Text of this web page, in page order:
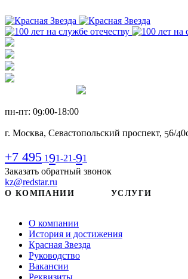
пн-пт: 09:00-18:00
г. Москва, Севастопольский проспект, 56/4
+7 495 191-21-91
Заказать обратный звонок
kz@redstar.ru
О КОМПАНИИ УСЛУГИ
О компании
История и достижения
Красная Звезда
Руководство
Вакансии
Реквизиты